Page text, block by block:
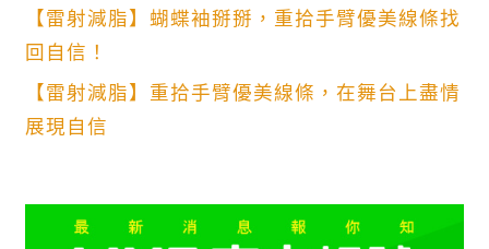
【雷射減脂】蝴蝶袖掰掰，重拾手臂優美線條找
回自信！
【雷射減脂】重拾手臂優美線條，在舞台上盡情
展現自信